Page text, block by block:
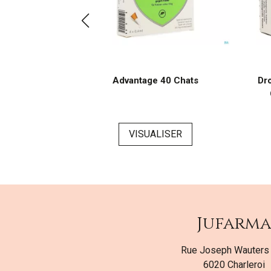
Advantage 40 Chats
VISUALISER
Jufarma
Rue Joseph
6020 Charleroi